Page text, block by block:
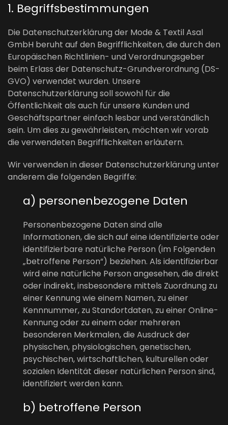
1. Begriffsbestimmungen
Die Datenschutzerklärung der Mode & Textil Asal
GmbH beruht auf den Begrifflichkeiten, die durch den
Europäischen Richtlinien- und Verordnungsgeber
beim Erlass der Datenschutz-Grundverordnung (DS-
GVO) verwendet wurden. Unsere
Datenschutzerklärung soll sowohl für die
Öffentlichkeit als auch für unsere Kunden und
Geschäftspartner einfach lesbar und verständlich
sein. Um dies zu gewährleisten, möchten wir vorab
die verwendeten Begrifflichkeiten erläutern.
Wir verwenden in dieser Datenschutzerklärung unter
anderem die folgenden Begriffe:
a) personenbezogene Daten
Personenbezogene Daten sind alle
Informationen, die sich auf eine identifizierte oder
identifizierbare natürliche Person (im Folgenden
„betroffene Person“) beziehen. Als identifizierbar
wird eine natürliche Person angesehen, die direkt
oder indirekt, insbesondere mittels Zuordnung zu
einer Kennung wie einem Namen, zu einer
Kennnummer, zu Standortdaten, zu einer Online-
Kennung oder zu einem oder mehreren
besonderen Merkmalen, die Ausdruck der
physischen, physiologischen, genetischen,
psychischen, wirtschaftlichen, kulturellen oder
sozialen Identität dieser natürlichen Person sind,
identifiziert werden kann.
b) betroffene Person